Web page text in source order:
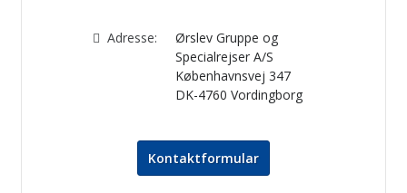
Adresse:
Ørslev Gruppe og
Specialrejser A/S
Københavnsvej 347
DK-4760 Vordingborg
Kontaktformular